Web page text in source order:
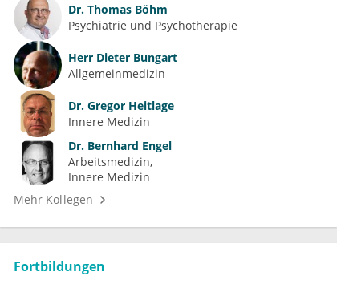
Dr. Thomas Böhm
Psychiatrie und Psychotherapie
Herr Dieter Bungart
Allgemeinmedizin
Dr. Gregor Heitlage
Innere Medizin
Dr. Bernhard Engel
Arbeitsmedizin
Innere Medizin
Mehr Kollegen
Fortbildungen